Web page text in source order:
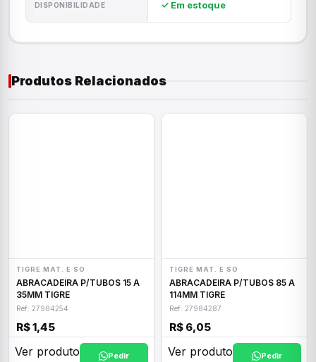
DISPONIBILIDADE ✓ Em estoque
Produtos Relacionados
TIGRE MAT. E SO
ABRACADEIRA P/TUBOS 15 A
35MM TIGRE
Ref: 27984254
R$ 1,45
Ver produto Pedir
TIGRE MAT. E SO
ABRACADEIRA P/TUBOS 85 A
114MM TIGRE
Ref: 27984287
R$ 6,05
Ver produto Pedir